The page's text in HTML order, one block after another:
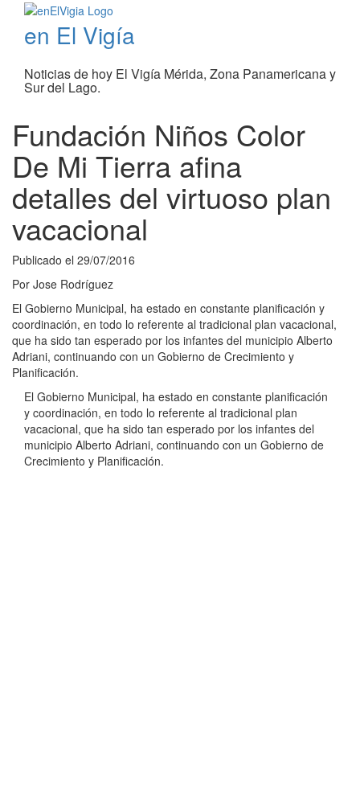
en El Vigía
Noticias de hoy El Vigía Mérida, Zona Panamericana y
Sur del Lago.
Fundación Niños Color
De Mi Tierra afina
detalles del virtuoso plan
vacacional
Publicado el 29/07/2016
Por Jose Rodríguez
El Gobierno Municipal, ha estado en constante planificación y
coordinación, en todo lo referente al tradicional plan vacacional,
que ha sido tan esperado por los infantes del municipio Alberto
Adriani, continuando con un Gobierno de Crecimiento y
Planificación.
El Gobierno Municipal, ha estado en constante planificación
y coordinación, en todo lo referente al tradicional plan
vacacional, que ha sido tan esperado por los infantes del
municipio Alberto Adriani, continuando con un Gobierno de
Crecimiento y Planificación.